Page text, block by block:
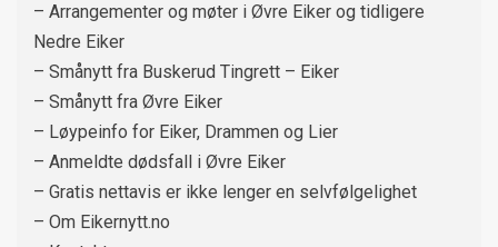
– Arrangementer og møter i Øvre Eiker og tidligere
Nedre Eiker
– Smånytt fra Buskerud Tingrett – Eiker
– Smånytt fra Øvre Eiker
– Løypeinfo for Eiker, Drammen og Lier
– Anmeldte dødsfall i Øvre Eiker
– Gratis nettavis er ikke lenger en selvfølgelighet
– Om Eikernytt.no